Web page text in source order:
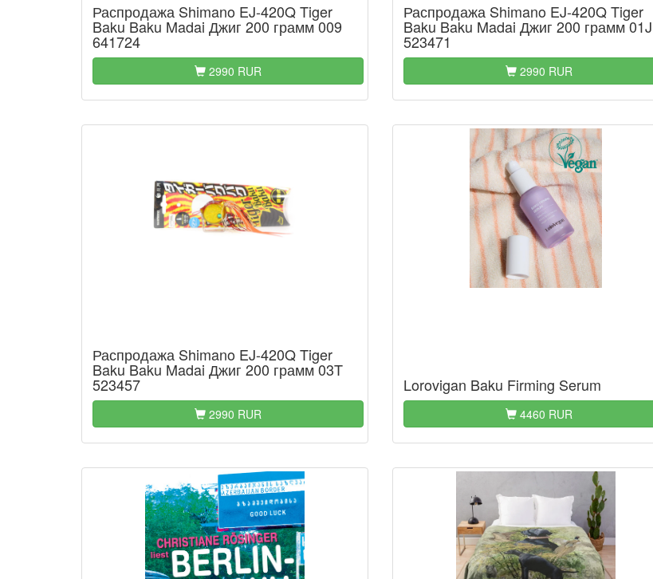
Распродажа Shimano EJ-420Q Tiger
Baku Baku Madai Джиг 200 грамм 009
641724
2990 RUR
Распродажа Shimano EJ-420Q Tiger
Baku Baku Madai Джиг 200 грамм 01J
523471
2990 RUR
Распродажа Shimano EJ-420Q Tiger
Baku Baku Madai Джиг 200 грамм 03T
523457
2990 RUR
Lorovigan Baku Firming Serum
4460 RUR